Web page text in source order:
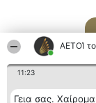
ΑΕΤΟΊ
11:23
Γεια σας.